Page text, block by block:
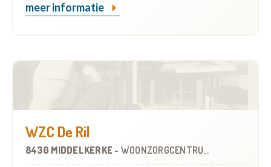
meer informatie
WZC De Ril
8430 MIDDELKERKE - WOONZORGCENTRUM (WZC)